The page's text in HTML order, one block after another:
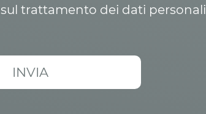
sul trattamento dei dati personali